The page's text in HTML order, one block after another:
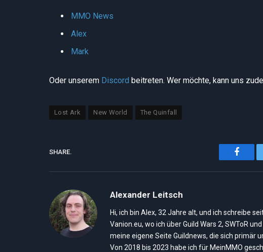
MMO News
Alex
Mark
Oder unserem Discord beitreten. Wer möchte, kann uns
Lost Ark New World The Quinfall
SHARE.
Alexander Leitsch
Hi, ich bin Alex, 32 Jahre alt, und ich schreibe
Vanion.eu, wo ich über Guild Wars 2, SWToR
meine eigene Seite Guildnews, die sich primär
Von 2018 bis 2023 habe ich für MeinMMO